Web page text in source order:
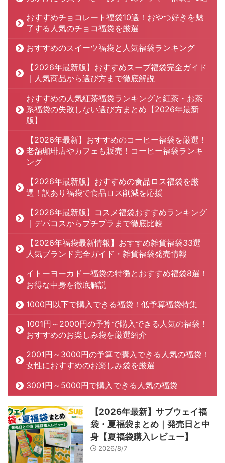
おすすめチョコレート福袋10選！おやつ好きを魅
了する人気のチョコ福袋を厳選
おすすめのスイーツ福袋と人気福袋ランキング
【2026年最新版】おすすめスープ福袋完全ガイド
｜人気商品から選び方まで徹底解説
おすすめの人気紅茶福袋ランキングと紅茶・お茶
系福袋の失敗しない選び方まとめ【2026年最新
版】
【2026年最新】おすすめのコーヒー福袋を厳選！
老舗珈琲店やカフェも販売！コーヒー福袋ランキ
ング
【2026年最新版】おすすめの食品ロス福袋を厳
選！訳あり福袋で食品ロス削減を応援
【2026年最新版】コスメ福袋おすすめランキング
｜デパコスからプチプラまで徹底比較
【2026年福袋最新情報】おすすめ雑貨福袋33選
人気ブランド完全ガイド・雑貨福袋発売情報
イトーヨーカドー福袋の特徴とおすすめ福袋8選！
お得な中身を徹底解説
1000円以下で購入できる福袋！低予算福袋特集
1001円～2000円の予算で購入できる人気の福袋！
おすすめのお楽しみ袋を厳選紹介
2001円～3000円の予算で購入できる人気の福袋！
女性におすすめのお楽しみ袋を厳選
3001円～5000円で購入できる人気の福袋
【2026年最新】サブウェイ福
袋・夏福袋まとめ｜発売日と中
身【夏福袋購入レビュー】
2026/8/7